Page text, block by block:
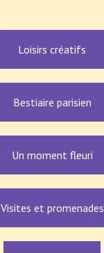
Loisirs créatifs
Bestiaire parisien
Un moment fleuri
Visites et promenades